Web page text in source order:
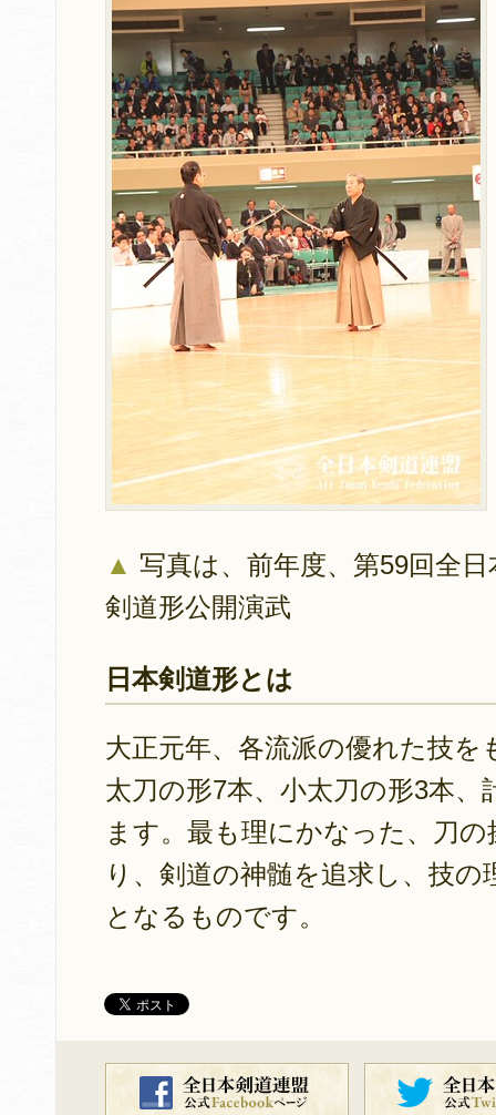
▲ 写真は、前年度、第59回全
剣道形公開演武
日本剣道形とは
大正元年、各流派の優れた技
太刀の形7本、小太刀の形3本
ます。最も理にかなった、刀
り、剣道の神髄を追求し、技
となるものです。